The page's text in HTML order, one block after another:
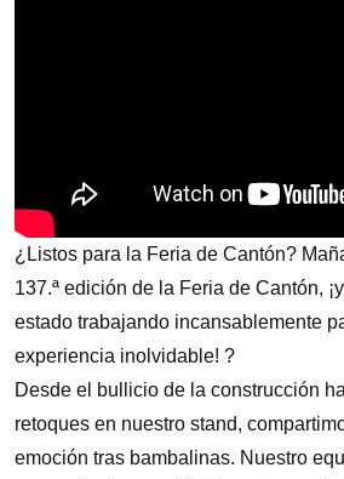
¿Listos para la Feria de Cantón?
137.ª edición de la Feria de Cantón,
estado trabajando incansablemente
experiencia inolvidable! ?
Desde el bullicio de la construcción
retoques en nuestro stand,
emoción tras bambalinas. Nuestro